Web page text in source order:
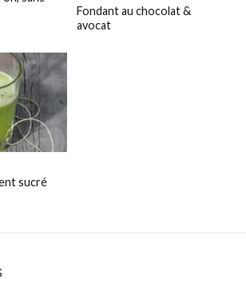
Fondant au chocolat &
avocat
sucré